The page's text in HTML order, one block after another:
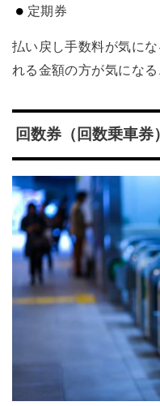
定期券
払い戻し手数料が気に
れる金額の方が気になる
回数券（回数乗車券）